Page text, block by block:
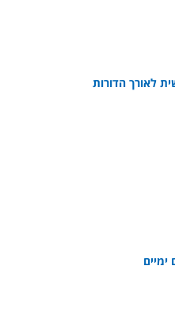
לאורך הדורות